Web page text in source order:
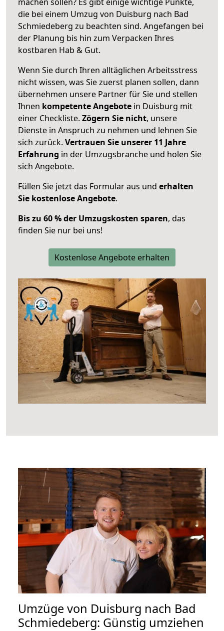
die bei einem Umzug von Duisburg nach Bad
Schmiedeberg zu beachten sind. Angefangen bei
der Planung bis hin zum Verpacken Ihres
kostbaren Hab & Gut.
Wenn Sie durch Ihren alltäglichen Arbeitsstress
nicht wissen, was Sie zuerst planen sollen, dann
übernehmen unsere Partner für Sie und stellen
Ihnen kompetente Angebote in Duisburg mit
einer Checkliste. Zögern Sie nicht, unsere
Dienste in Anspruch zu nehmen und lehnen Sie
sich zurück. Vertrauen Sie unserer 11 Jahre
Erfahrung in der Umzugsbranche und holen Sie
sich Angebote.
Füllen Sie jetzt das Formular aus und erhalten
Sie kostenlose Angebote.
Bis zu 60 % der Umzugskosten sparen, das
finden Sie nur bei uns!
Kostenlose Angebote erhalten
Umzüge von Duisburg nach Bad
Schmiedeberg: Günstig umziehen